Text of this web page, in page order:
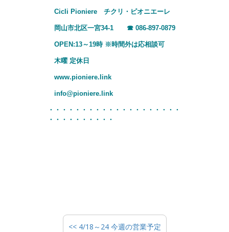
Cicli Pioniere チクリ・ピオニエーレ
岡山市北区一宮34-1 ☎ 086-897-0879
OPEN:13～19時 ※時間外は応相談可
木曜 定休日
www.pioniere.link
info@pioniere.link
・・・・・・・・・・・・・・・・・・・・
・・・・・・・・・・
<< 4/18～24 今週の営業予定